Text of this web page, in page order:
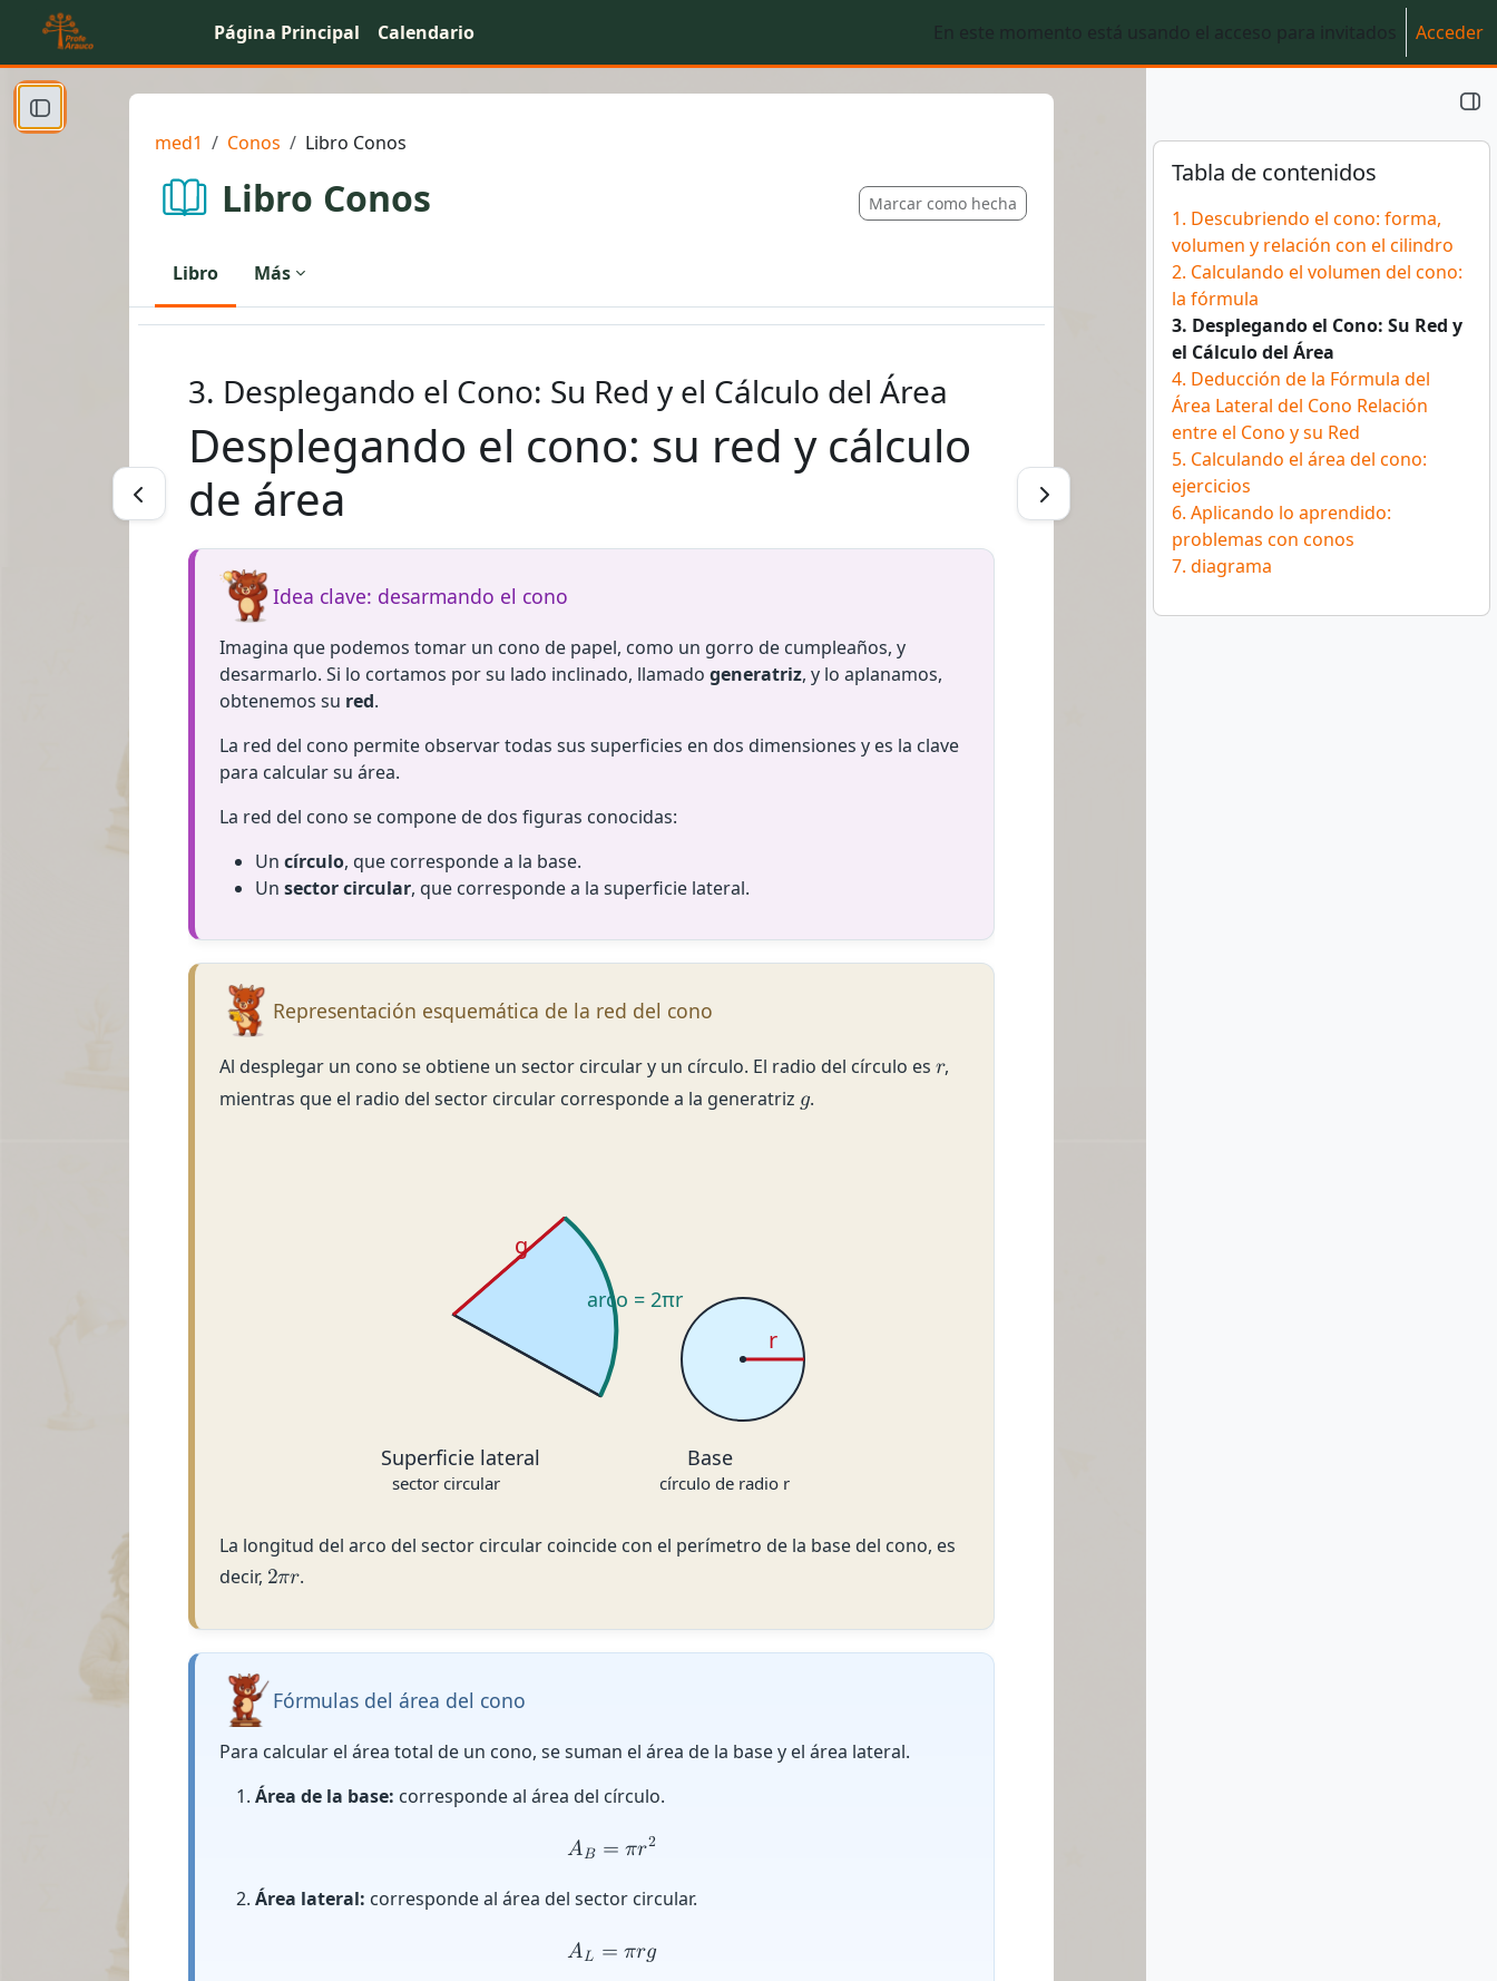
Salta al contenido principal
Página Principal
Calendario En este momento está usando el acceso para invitados Acceder
Bloques
Salta Tabla de contenidos
Tabla de contenidos
1. Descubriendo el cono: forma,
volumen y relación con el cilindro
2. Calculando el volumen del cono:
la fórmula
3. Desplegando el Cono: Su Red y
el Cálculo del Área
4. Deducción de la Fórmula del
Área Lateral del Cono Relación
entre el Cono y su Red
5. Calculando el área del cono:
ejercicios
6. Aplicando lo aprendido:
problemas con conos
7. diagrama
Abrir índice del curso
med1
Conos Libro Conos
Libro Conos Marcar como hecha
Libro Más
3. Desplegando el Cono: Su Red y el Cálculo del Área
Desplegando el cono: su red y cálculo
de área
Idea clave: desarmando el cono
Imagina que podemos tomar un cono de papel, como un gorro de cumpleaños, y
desarmarlo. Si lo cortamos por su lado inclinado, llamado generatriz, y lo aplanamos,
obtenemos su red.
La red del cono permite observar todas sus superficies en dos dimensiones y es la clave
para calcular su área.
La red del cono se compone de dos figuras conocidas:
Un círculo, que corresponde a la base.
Un sector circular, que corresponde a la superficie lateral.
Representación esquemática de la red del cono
Al desplegar un cono se obtiene un sector circular y un círculo. El radio del círculo es 𝑟,
mientras que el radio del sector circular corresponde a la generatriz 𝑔.
g
arco = 2πr
Superficie lateral
sector circular
r
Base
círculo de radio r
La longitud del arco del sector circular coincide con el perímetro de la base del cono, es
decir, 2𝜋𝑟.
Fórmulas del área del cono
Para calcular el área total de un cono, se suman el área de la base y el área lateral.
Área de la base: corresponde al área del círculo.
𝐴𝐵 = 𝜋𝑟2
Área lateral: corresponde al área del sector circular.
𝐴𝐿 = 𝜋𝑟𝑔